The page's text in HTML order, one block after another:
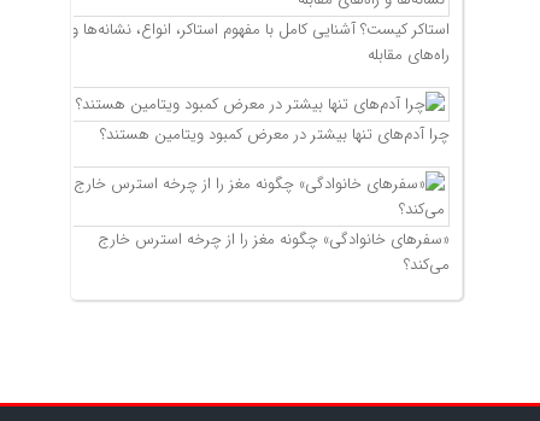
استاکر کیست؟ آشنایی کامل با مفهوم استاکر، انواع، نشانه‌ها و
راه‌های مقابله
چرا آدم‌های تنها بیشتر در معرض کمبود ویتامین هستند؟
«سفرهای خانوادگی» چگونه مغز را از چرخه استرس خارج
می‌کند؟